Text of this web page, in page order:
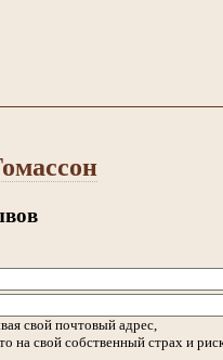
свой почтовый адрес,
на свой собственный страх и